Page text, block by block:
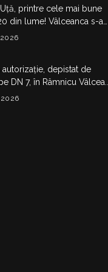
printre cele mai bune
din lume! Vâlceanca s-a
finala de la Eugene
autorizație, depistat de
DN 7, în Râmnicu Vâlcea.
rămas fără plăcuțe timp de